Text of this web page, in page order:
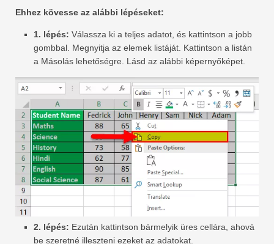
Ehhez kövesse az alábbi lépéseket:
1. lépés: Válassza ki a teljes adatot, és kattintson a jobb
gombbal. Megnyitja az elemek listáját. Kattintson a listán
a Másolás lehetőségre. Lásd az alábbi képernyőképet.
2. lépés: Ezután kattintson bármelyik üres cellára, ahová
be szeretné illeszteni ezeket az adatokat.